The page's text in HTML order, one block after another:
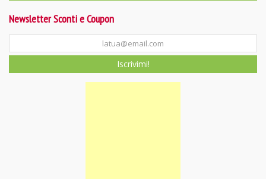
Newsletter Sconti e Coupon
Iscrivimi!